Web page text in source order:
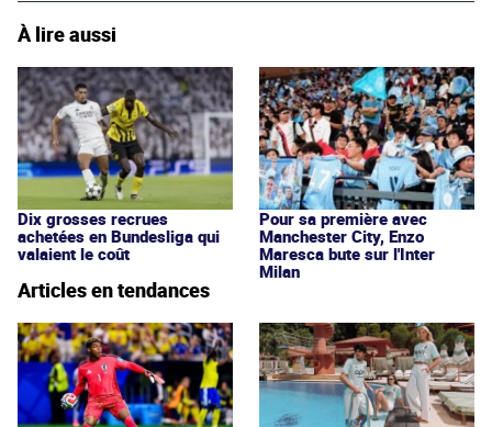
À lire aussi
Dix grosses recrues
achetées en Bundesliga qui
valaient le coût
Pour sa première avec
Manchester City, Enzo
Maresca bute sur l'Inter
Milan
Articles en tendances